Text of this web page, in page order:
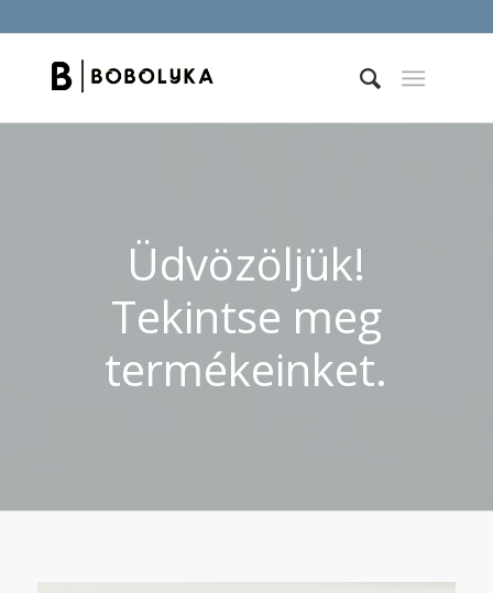
Üdvözöljük!
Tekintse meg
termékeinket.